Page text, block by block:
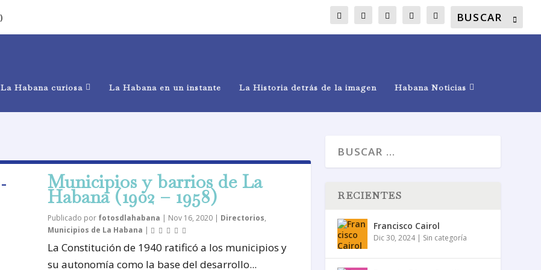
La Habana curiosa La Habana en un instante La Historia detrás de la imagen Habana Noticias
Municipios y barrios de La
Habana (1902 – 1958)
Publicado por fotosdlahabana | Nov 16, 2020| Directorios,
Municipios de La Habana |
La Constitución de 1940 ratificó a los municipios y
su autonomía como la base del desarrollo...
RECIENTES
Francisco Cairol
Dic 30, 2024| Sin categoría